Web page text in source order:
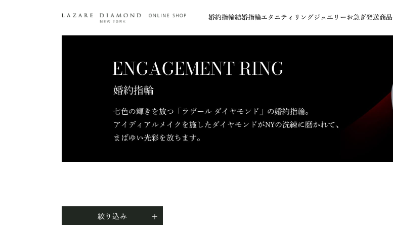
婚約指輪結婚指輪エタニティリングジュエリーお急ぎ発送商品
絞り込み